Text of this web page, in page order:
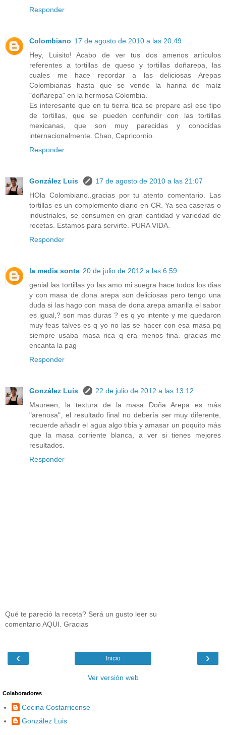
Responder
Colombiano 17 de agosto de 2010 a las 20:49
Hey, Luisito! Acabo de ver tus dos amenos artículos
referentes a tortillas de queso y tortillas doñarepa, las
cuales me hace recordar a las deliciosas Arepas
Colombianas hasta que se vende la harina de maíz
"doñarepa" en la hermosa Colombia.
Es interesante que en tu tierra tica se prepare así ese tipo
de tortillas, que se pueden confundir con las tortillas
mexicanas, que son muy parecidas y conocidas
internacionalmente. Chao, Capricornio.
Responder
González Luis
17 de agosto de 2010 a las 21:07
HOla Colombiano..gracias por tu atento comentario. Las
tortillas es un complemento diario en CR. Ya sea caseras o
industriales, se consumen en gran cantidad y variedad de
recetas. Estamos para servirte. PURA VIDA.
Responder
la media sonta 20 de julio de 2012 a las 6:59
genial las tortillas yo las amo mi suegra hace todos los dias
y con masa de dona arepa son deliciosas pero tengo una
duda si las hago con masa de dona arepa amarilla el sabor
es igual,? son mas duras ? es q yo intente y me quedaron
muy feas talves es q yo no las se hacer con esa masa pq
siempre usaba masa rica q era menos fina. gracias me
encanta la pag
Responder
González Luis
22 de julio de 2012 a las 13:12
Maureen, la textura de la masa Doña Arepa es más
"arenosa", el resultado final no debería ser muy diferente,
recuerde añadir el agua algo tibia y amasar un poquito más
que la masa corriente blanca, a ver si tienes mejores
resultados.
Responder
Qué te pareció la receta? Será un gusto leer su
comentario AQUI. Gracias
‹ ›
Inicio
Ver versión web
Colaboradores
Cocina Costarricense
González Luis